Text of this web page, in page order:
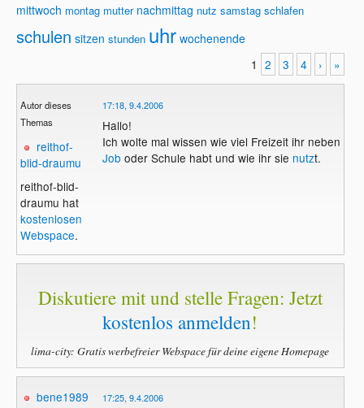
mittwoch montag mutter nachmittag nutz samstag schlafen
schulen sitzen stunden uhr wochenende
1 2 3 4 › »
Autor dieses
Themas
reithof-
blid-draumu
reithof-blid-
draumu hat
kostenlosen
Webspace.
17:18, 9.4.2006
Hallo!
Ich wolte mal wissen wie viel Freizeit ihr neben
Job oder Schule habt und wie ihr sie nutzt.
Diskutiere mit und stelle Fragen: Jetzt
kostenlos anmelden!
lima-city: Gratis werbefreier Webspace für deine eigene Homepage
bene1989 17:25, 9.4.2006